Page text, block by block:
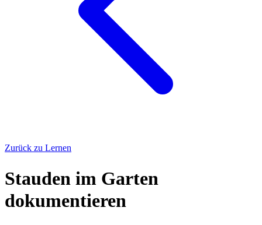
Zurück zu Lernen
Stauden im Garten
dokumentieren